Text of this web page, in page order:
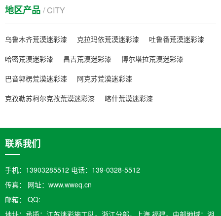
地区产品 / CITY
乌鲁木齐荒漠迷彩漆 克拉玛依荒漠迷彩漆
吐鲁番荒漠迷彩漆
哈密荒漠迷彩漆
昌吉荒漠迷彩漆
博尔塔拉荒漠迷彩漆
巴音郭楞荒漠迷彩漆
阿克苏荒漠迷彩漆
克孜勒苏柯尔克孜荒漠迷彩漆
喀什荒漠迷彩漆
联系我们
手机：13903285512 电话：139-0328-5512
传真： 网址：www.wweq.cn
邮箱：​ QQ:
地址：承揽：江苏迷彩施工队。浙江分部，上海,福建。中部地域；湖